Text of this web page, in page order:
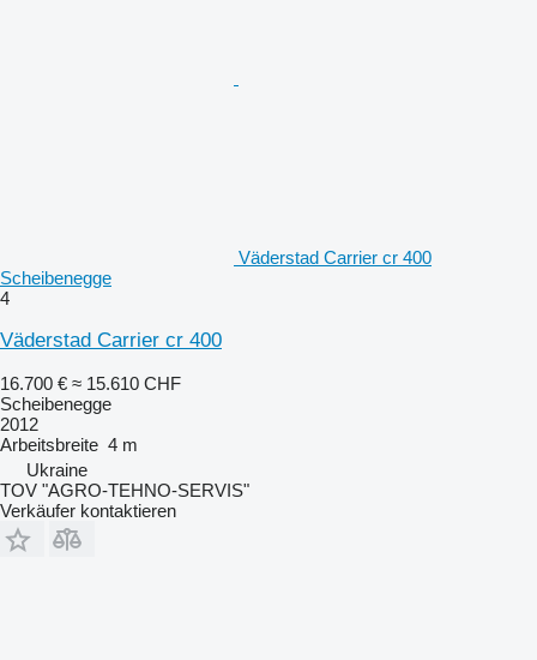
Väderstad Carrier cr 400
Scheibenegge
4
Väderstad Carrier cr 400
16.700 € ≈ 15.610 CHF
Scheibenegge
2012
Arbeitsbreite 4 m
Ukraine
TOV "AGRO-TEHNO-SERVIS"
Verkäufer kontaktieren